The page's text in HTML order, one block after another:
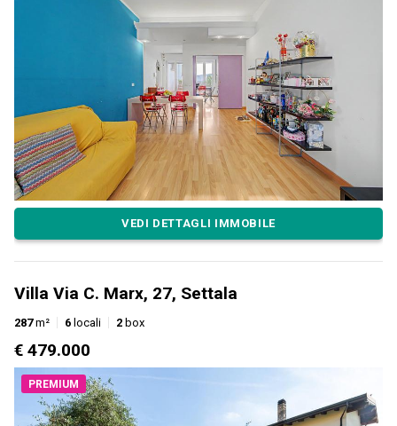
VEDI DETTAGLI IMMOBILE
Villa Via C. Marx, 27, Settala
287m² 6 locali 2 box
€ 479.000
PREMIUM